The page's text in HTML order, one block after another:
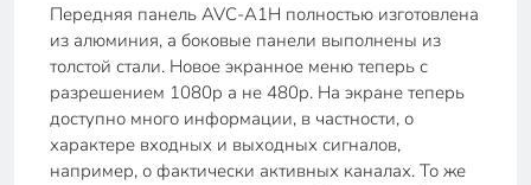
Передняя панель AVC-A1H полностью изготовлена
из алюминия, а боковые панели выполнены из
толстой стали. Новое экранное меню теперь с
разрешением 1080p а не 480p. На экране теперь
доступно много информации, в частности, о
характере входных и выходных сигналов,
например, о фактически активных каналах. То же